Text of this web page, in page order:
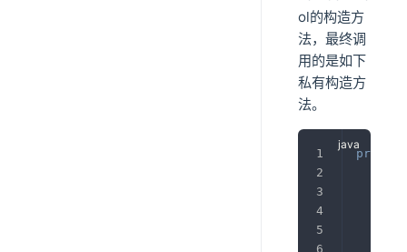
ol的构造方
法，最终调
用的是如下
私有构造方
法。
private